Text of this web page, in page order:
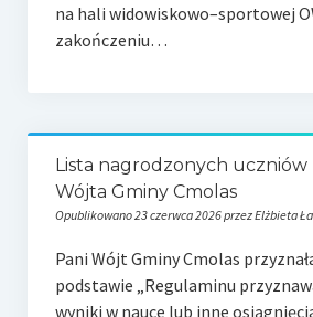
na hali widowiskowo–sportowej
zakończeniu…
Lista nagrodzonych uczniów
Wójta Gminy Cmolas
Opublikowano 23 czerwca 2026 przez Elżbieta
Pani Wójt Gminy Cmolas
podstawie „Regulaminu
wyniki w nauce lub inne